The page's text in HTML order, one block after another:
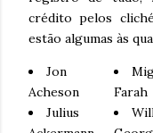
crédito pelos
estão algumas às
Jon
Acheson
Julius
Farah